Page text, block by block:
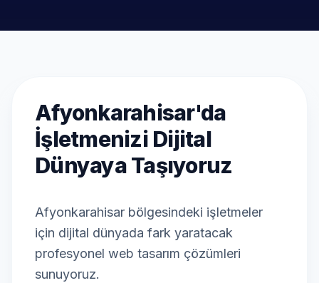
Afyonkarahisar'da
İşletmenizi Dijital
Dünyaya Taşıyoruz
Afyonkarahisar bölgesindeki işletmeler
için dijital dünyada fark yaratacak
profesyonel web tasarım çözümleri
sunuyoruz.